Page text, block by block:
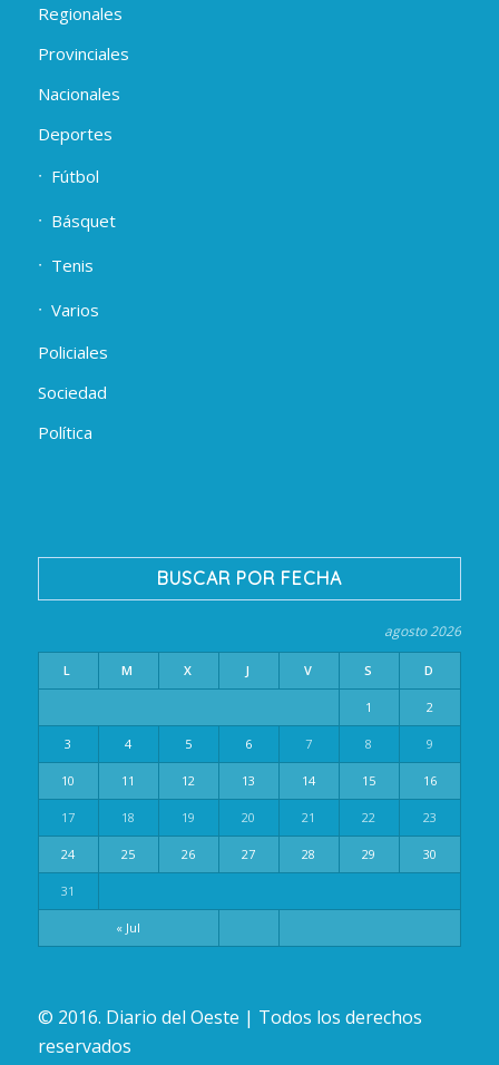
Regionales
Provinciales
Nacionales
Deportes
Fútbol
Básquet
Tenis
Varios
Policiales
Sociedad
Política
BUSCAR POR FECHA
agosto 2026
L M X J V S D
« Jul
1 2
3 4 5 6 7 8 9
10 11 12 13 14 15 16
17 18 19 20 21 22 23
24 25 26 27 28 29 30
31
© 2016. Diario del Oeste | Todos los derechos
reservados